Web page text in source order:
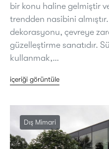
bir konu haline gelmiştir
trendden nasibini
dekorasyonu, çevreye
güzelleştirme sanatıdır.
kullanmak,…
içeriği görüntüle
Dış Mimari